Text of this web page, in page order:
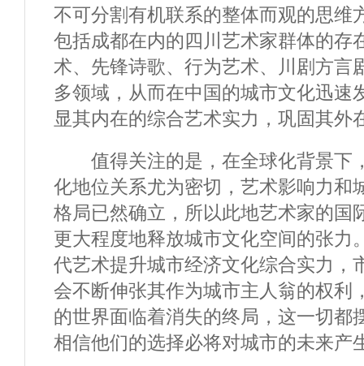
不可分割有机联系的整体而观的思维
包括成都在内的四川艺术家群体的存
术、先锋诗歌、行为艺术、川剧方言
多领域，从而在中国的城市文化迅速
显其内在的综合艺术实力，巩固其外
值得关注的是，在全球化背景下
化地位关系尤为密切，艺术影响力和
格局已然确立，所以此地艺术家的国
更大程度地释放城市文化空间的张力
代艺术提升城市经济文化综合实力，
会不断伸张其作为城市主人翁的权利
的世界面临着消失的终局，这一切都
相信他们的选择必将对城市的未来产